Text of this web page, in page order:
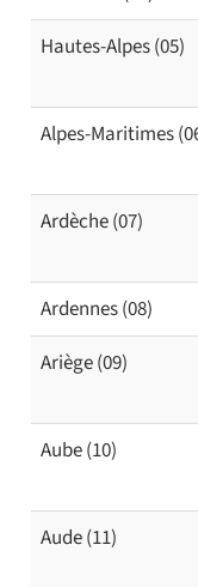
Hautes-Alpes (05)
Alpes-Maritimes
Ardèche (07)
Ardennes (08)
Ariège (09)
Aube (10)
Aude (11)